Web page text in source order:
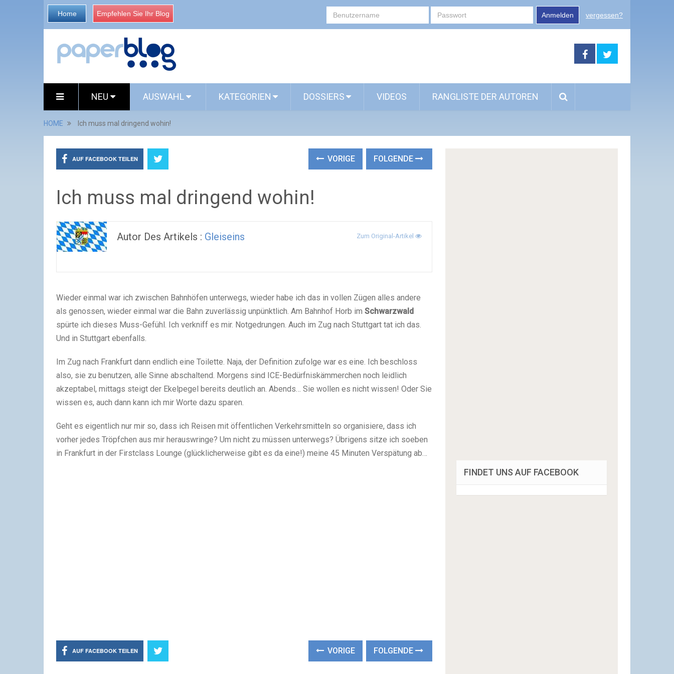
Home Empfehlen Sie Ihr Blog Anmelden vergessen?
NEU AUSWAHL KATEGORIEN DOSSIERS VIDEOS RANGLISTE DER AUTOREN
HOME Ich muss mal dringend wohin!
AUF FACEBOOK TEILEN VORIGE FOLGENDE
Ich muss mal dringend wohin!
Autor Des Artikels : Gleiseins Zum Original-Artikel
Wieder einmal war ich zwischen Bahnhöfen unterwegs, wieder habe ich das in vollen Zügen alles andere
als genossen, wieder einmal war die Bahn zuverlässig unpünktlich. Am Bahnhof Horb im Schwarzwald
spürte ich dieses Muss-Gefühl. Ich verkniff es mir. Notgedrungen. Auch im Zug nach Stuttgart tat ich das.
Und in Stuttgart ebenfalls.
Im Zug nach Frankfurt dann endlich eine Toilette. Naja, der Definition zufolge war es eine. Ich beschloss
also, sie zu benutzen, alle Sinne abschaltend. Morgens sind ICE-Bedürfniskämmerchen noch leidlich
akzeptabel, mittags steigt der Ekelpegel bereits deutlich an. Abends… Sie wollen es nicht wissen! Oder Sie
wissen es, auch dann kann ich mir Worte dazu sparen.
Geht es eigentlich nur mir so, dass ich Reisen mit öffentlichen Verkehrsmitteln so organisiere, dass ich
vorher jedes Tröpfchen aus mir herauswringe? Um nicht zu müssen unterwegs? Übrigens sitze ich soeben
in Frankfurt in der Firstclass Lounge (glücklicherweise gibt es da eine!) meine 45 Minuten Verspätung ab…
AUF FACEBOOK TEILEN VORIGE FOLGENDE
FINDET UNS AUF FACEBOOK